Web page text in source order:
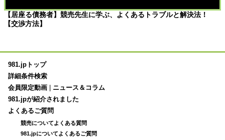
【居座る債務者】競売先生に学ぶ、よくあるトラブルと解決法！
【交渉方法】
981.jpトップ
詳細条件検索
会員限定動画
ニュース＆コラム
981.jpが紹介されました
よくあるご質問
競売についてよくある質問
981.jpについてよくあるご質問